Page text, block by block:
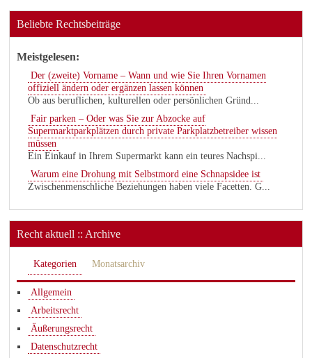
Beliebte Rechtsbeiträge
Meistgelesen:
Der (zweite) Vorname – Wann und wie Sie Ihren Vornamen
offiziell ändern oder ergänzen lassen können
Ob aus beruflichen, kulturellen oder persönlichen Gründ...
Fair parken – Oder was Sie zur Abzocke auf
Supermarktparkplätzen durch private Parkplatzbetreiber wissen
müssen
Ein Einkauf in Ihrem Supermarkt kann ein teures Nachspi...
Warum eine Drohung mit Selbstmord eine Schnapsidee ist
Zwischenmenschliche Beziehungen haben viele Facetten. G...
Recht aktuell :: Archive
Kategorien Monatsarchiv
Allgemein
Arbeitsrecht
Äußerungsrecht
Datenschutzrecht